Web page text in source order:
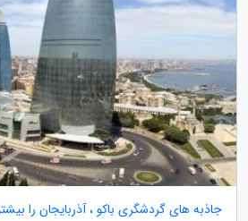
جاذبه های گردشگری باکو ، آذربایجان را